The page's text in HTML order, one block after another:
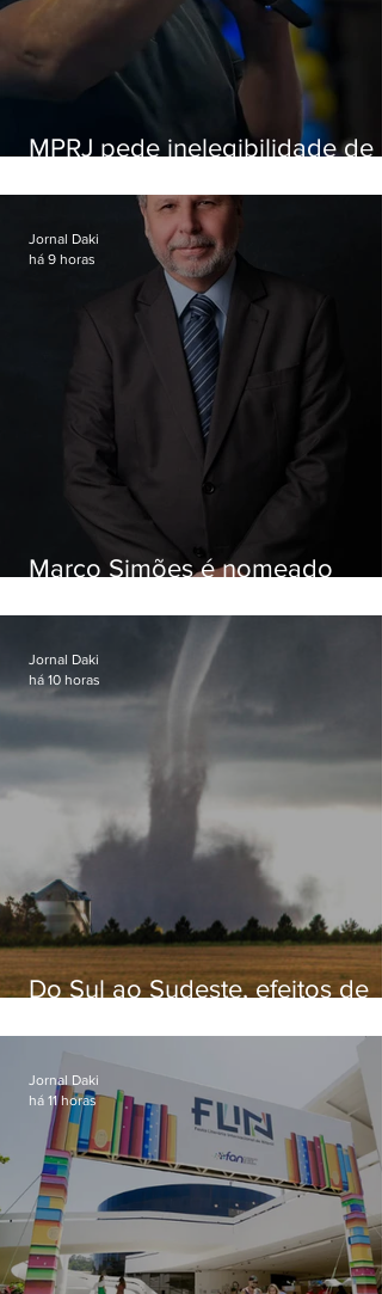
MPRJ pede inelegibilidade de
Marco Simões é nomeado
Jornal Daki
há 9 horas
Do Sul ao Sudeste, efeitos de
apreensão na população
Jornal Daki
há 10 horas
Jornal Daki
há 11 horas